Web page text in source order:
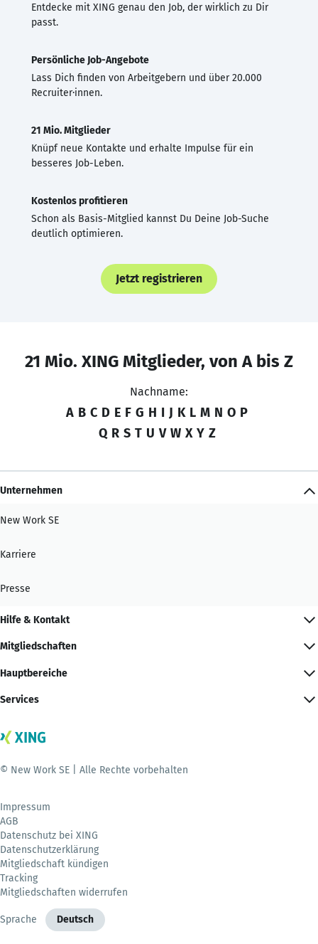
Entdecke mit XING genau den Job, der wirklich zu Dir
passt.
Persönliche Job-Angebote
Lass Dich finden von Arbeitgebern und über 20.000
Recruiter·innen.
21 Mio. Mitglieder
Knüpf neue Kontakte und erhalte Impulse für ein
besseres Job-Leben.
Kostenlos profitieren
Schon als Basis-Mitglied kannst Du Deine Job-Suche
deutlich optimieren.
Jetzt registrieren
21 Mio. XING Mitglieder, von A bis Z
Nachname:
A B C D E F G H I J K L M N O P
Q R S T U V W X Y Z
Unternehmen
New Work SE
Karriere
Presse
Hilfe & Kontakt
Mitgliedschaften
Hauptbereiche
Services
© New Work SE | Alle Rechte vorbehalten
Impressum
AGB
Datenschutz bei XING
Datenschutzerklärung
Mitgliedschaft kündigen
Tracking
Mitgliedschaften widerrufen
Sprache Deutsch